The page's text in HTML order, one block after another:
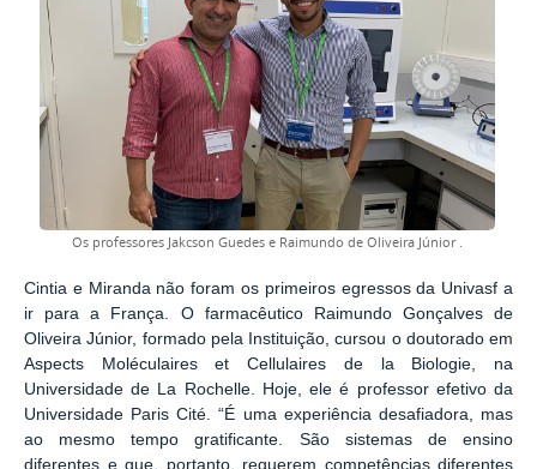
Os professores Jakcson Guedes e Raimundo de Oliveira Júnior .
Cintia e Miranda não foram os primeiros egressos da Univasf a
ir para a França. O farmacêutico Raimundo Gonçalves de
Oliveira Júnior, formado pela Instituição, cursou o doutorado em
Aspects Moléculaires et Cellulaires de la Biologie, na
Universidade de La Rochelle. Hoje, ele é professor efetivo da
Universidade Paris Cité. “É uma experiência desafiadora, mas
ao mesmo tempo gratificante. São sistemas de ensino
diferentes e que, portanto, requerem competências diferentes